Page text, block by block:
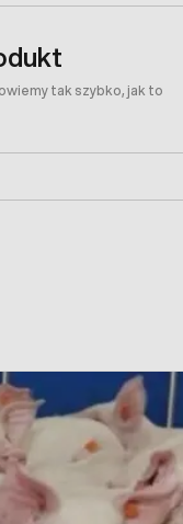
tak szybko, jak to